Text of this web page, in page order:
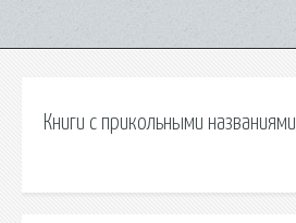
Книги с прикольными названиями